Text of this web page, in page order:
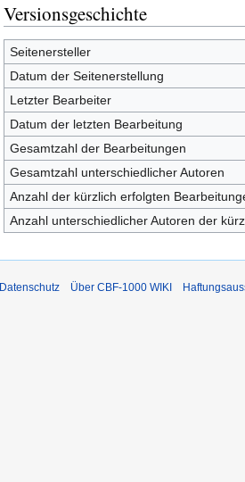
Versionsgeschichte
Seitenersteller
Datum der Seitenerstellung
Letzter Bearbeiter
Datum der letzten Bearbeitung
Gesamtzahl der Bearbeitungen
Gesamtzahl unterschiedlicher Autoren
Anzahl der kürzlich erfolgten
Anzahl unterschiedlicher Autoren der
Datenschutz Über CBF-1000 WIKI